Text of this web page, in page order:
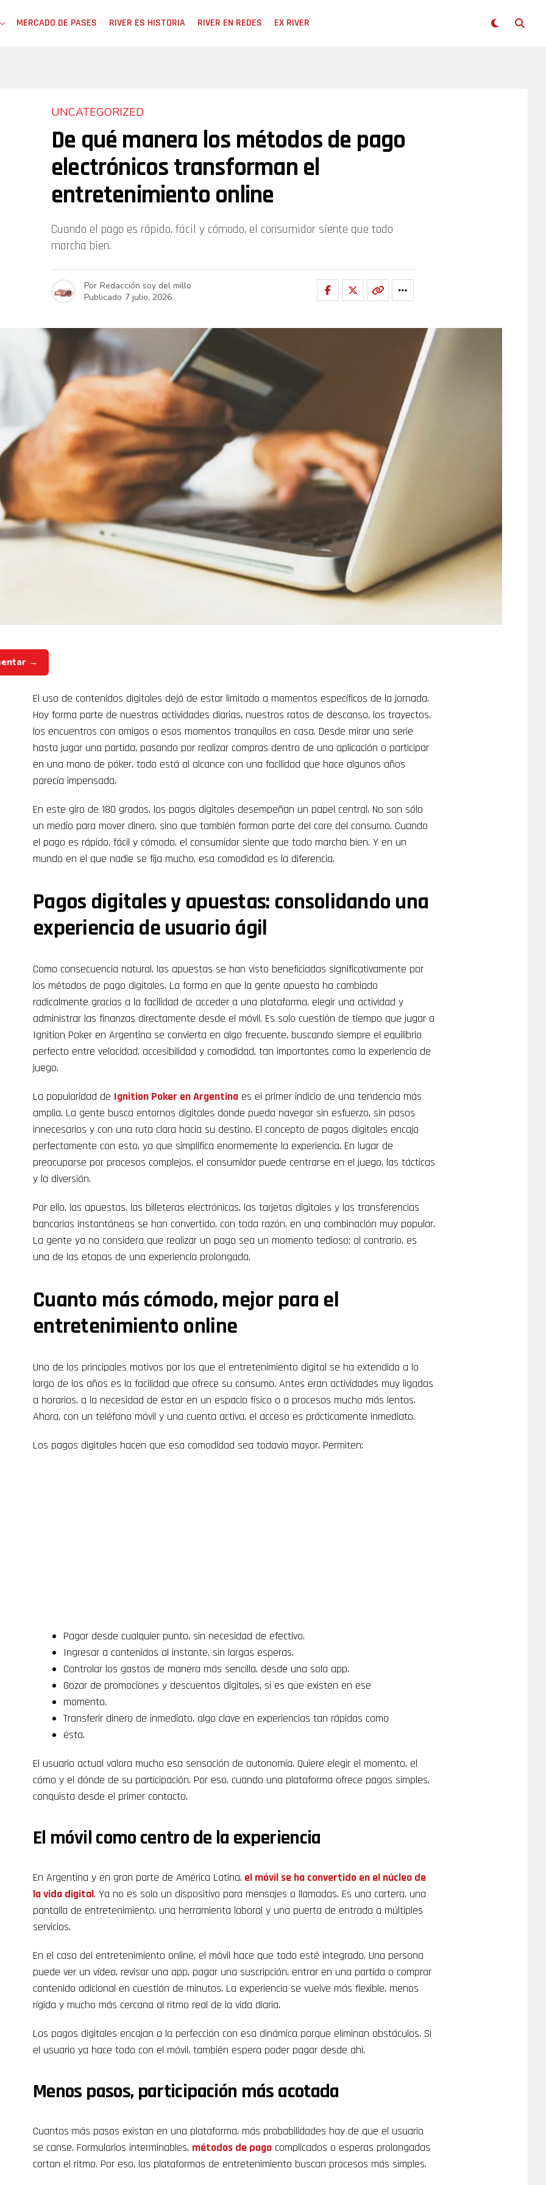
MERCADO DE PASES RIVER ES HISTORIA RIVER EN REDES EX RIVER
UNCATEGORIZED
De qué manera los métodos de pago
electrónicos transforman el
entretenimiento online
Cuando el pago es rápido, fácil y cómodo, el consumidor siente que todo
marcha bien.
Por Redacción soy del millo
Publicado 7 julio, 2026
→
El uso de contenidos digitales dejó de estar limitado a momentos específicos de la jornada.
Hoy forma parte de nuestras actividades diarias, nuestros ratos de descanso, los trayectos,
los encuentros con amigos o esos momentos tranquilos en casa. Desde mirar una serie
hasta jugar una partida, pasando por realizar compras dentro de una aplicación o participar
en una mano de póker, todo está al alcance con una facilidad que hace algunos años
parecía impensada.
En este giro de 180 grados, los pagos digitales desempeñan un papel central. No son sólo
un medio para mover dinero, sino que también forman parte del core del consumo. Cuando
el pago es rápido, fácil y cómodo, el consumidor siente que todo marcha bien. Y en un
mundo en el que nadie se fija mucho, esa comodidad es la diferencia.
Pagos digitales y apuestas: consolidando una
experiencia de usuario ágil
Como consecuencia natural, las apuestas se han visto beneficiadas significativamente por
los métodos de pago digitales. La forma en que la gente apuesta ha cambiado
radicalmente gracias a la facilidad de acceder a una plataforma, elegir una actividad y
administrar las finanzas directamente desde el móvil. Es solo cuestión de tiempo que jugar a
Ignition Poker en Argentina se convierta en algo frecuente, buscando siempre el equilibrio
perfecto entre velocidad, accesibilidad y comodidad, tan importantes como la experiencia de
juego.
La popularidad de Ignition Poker en Argentina es el primer indicio de una tendencia más
amplia. La gente busca entornos digitales donde pueda navegar sin esfuerzo, sin pasos
innecesarios y con una ruta clara hacia su destino. El concepto de pagos digitales encaja
perfectamente con esto, ya que simplifica enormemente la experiencia. En lugar de
preocuparse por procesos complejos, el consumidor puede centrarse en el juego, las tácticas
y la diversión.
Por ello, las apuestas, las billeteras electrónicas, las tarjetas digitales y las transferencias
bancarias instantáneas se han convertido, con toda razón, en una combinación muy popular.
La gente ya no considera que realizar un pago sea un momento tedioso; al contrario, es
una de las etapas de una experiencia prolongada.
Cuanto más cómodo, mejor para el
entretenimiento online
Uno de los principales motivos por los que el entretenimiento digital se ha extendido a lo
largo de los años es la facilidad que ofrece su consumo. Antes eran actividades muy ligadas
a horarios, a la necesidad de estar en un espacio físico o a procesos mucho más lentos.
Ahora, con un teléfono móvil y una cuenta activa, el acceso es prácticamente inmediato.
Los pagos digitales hacen que esa comodidad sea todavía mayor. Permiten:
Pagar desde cualquier punto, sin necesidad de efectivo.
Ingresar a contenidos al instante, sin largas esperas.
Controlar los gastos de manera más sencilla, desde una sola app.
Gozar de promociones y descuentos digitales, si es que existen en ese
momento.
Transferir dinero de inmediato, algo clave en experiencias tan rápidas como
ésta.
El usuario actual valora mucho esa sensación de autonomía. Quiere elegir el momento, el
cómo y el dónde de su participación. Por eso, cuando una plataforma ofrece pagos simples,
conquista desde el primer contacto.
El móvil como centro de la experiencia
En Argentina y en gran parte de América Latina, el móvil se ha convertido en el núcleo de
la vida digital. Ya no es solo un dispositivo para mensajes o llamadas. Es una cartera, una
pantalla de entretenimiento, una herramienta laboral y una puerta de entrada a múltiples
servicios.
En el caso del entretenimiento online, el móvil hace que todo esté integrado. Una persona
puede ver un vídeo, revisar una app, pagar una suscripción, entrar en una partida o comprar
contenido adicional en cuestión de minutos. La experiencia se vuelve más flexible, menos
rígida y mucho más cercana al ritmo real de la vida diaria.
Los pagos digitales encajan a la perfección con esa dinámica porque eliminan obstáculos. Si
el usuario ya hace todo con el móvil, también espera poder pagar desde ahí.
Menos pasos, participación más acotada
Cuantos más pasos existan en una plataforma, más probabilidades hay de que el usuario
se canse. Formularios interminables, métodos de pago complicados o esperas prolongadas
cortan el ritmo. Por eso, las plataformas de entretenimiento buscan procesos más simples.